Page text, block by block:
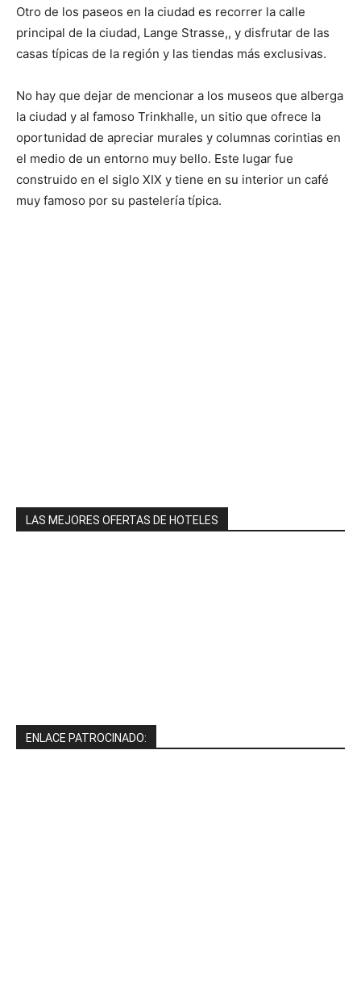
Otro de los paseos en la ciudad es recorrer la calle
principal de la ciudad, Lange Strasse,, y disfrutar de las
casas típicas de la región y las tiendas más exclusivas.
No hay que dejar de mencionar a los museos que alberga
la ciudad y al famoso Trinkhalle, un sitio que ofrece la
oportunidad de apreciar murales y columnas corintias en
el medio de un entorno muy bello. Este lugar fue
construido en el siglo XIX y tiene en su interior un café
muy famoso por su pastelería típica.
LAS MEJORES OFERTAS DE HOTELES
ENLACE PATROCINADO: